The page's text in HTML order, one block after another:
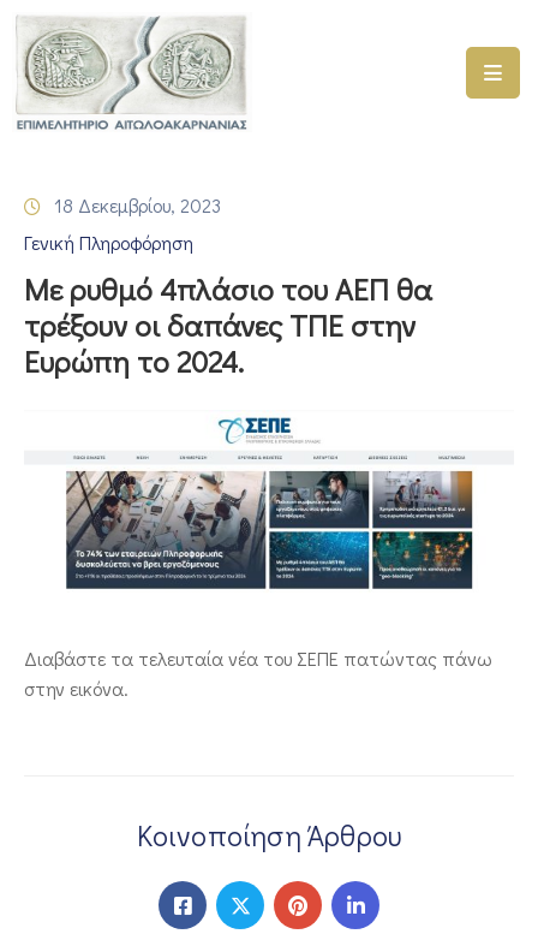
ΑΡΧΙΚΗ
ΓΕΜΗ
–
ΠΡΟΓΡΑΜΜΑΤΑ
ΕΠΙΜΕΛΗΤΗΡΙΟΥ
ΕΤΑΙΡΕΙΕΣ
ΕΠΙΚΑΙΡΟΤΗΤΑ
ΕΠΙΚΟΙΝΩΝΙΑ
18 Δεκεμβρίου, 2023
Γενική Πληροφόρηση
Με ρυθμό 4πλάσιο του ΑΕΠ θα
τρέξουν οι δαπάνες ΤΠΕ στην
Ευρώπη το 2024.
Διαβάστε τα τελευταία νέα του ΣΕΠΕ πατώντας πάνω
στην εικόνα.
Κοινοποίηση Άρθρου